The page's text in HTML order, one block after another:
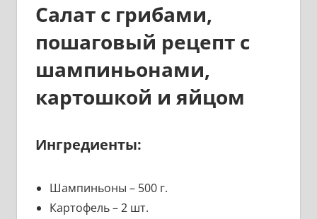
Салат с грибами,
пошаговый рецепт с
шампиньонами,
картошкой и яйцом
Ингредиенты:
Шампиньоны – 500 г.
Картофель – 2 шт.